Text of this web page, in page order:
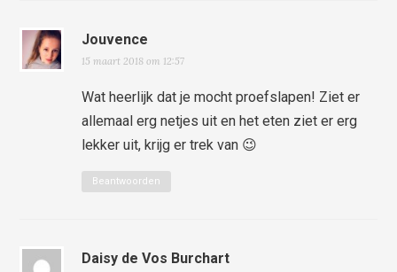
Jouvence
15 maart 2018 om 12:57
Wat heerlijk dat je mocht proefslapen! Ziet er
allemaal erg netjes uit en het eten ziet er erg
lekker uit, krijg er trek van 😉
Beantwoorden
Daisy de Vos Burchart